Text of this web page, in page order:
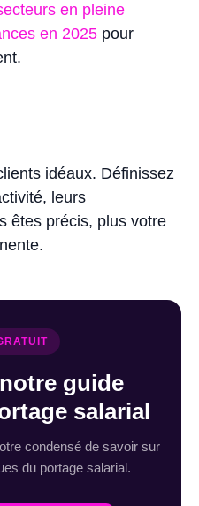
en pleine
en 2025 pour
idéaux. Définissez
leurs
êtes précis, plus votre
guide
salarial
condensé de savoir sur
du portage salarial.